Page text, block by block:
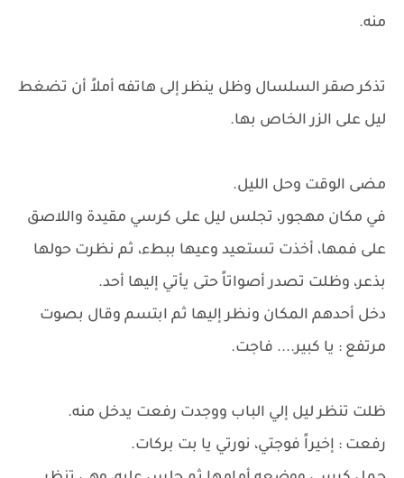
منه.
تذكر صقر السلسال وظل ينظر إلى هاتفه أملاً أن تضغط
ليل على الزر الخاص بها.
مضى الوقت وحل الليل.
في مكان مهجور، تجلس ليل على كرسي مقيدة واللاصق
على فمها، أخذت تستعيد وعيها ببطء، ثم نظرت حولها
بذعر، وظلت تصدر أصواتاً حتى يأتي إليها أحد.
دخل أحدهم المكان ونظر إليها ثم ابتسم وقال بصوت
مرتفع : يا كبير.... فاجت.
ظلت تنظر ليل إلي الباب ووجدت رفعت يدخل منه.
رفعت : إخيراً فوجتي، نورتي يا بت بركات.